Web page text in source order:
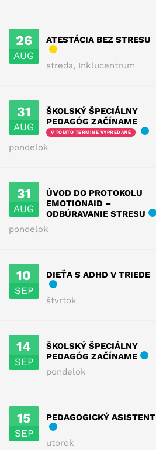
26
AUG
ATESTÁCIA BEZ STRESU
streda, Inklucentrum
31
AUG
ŠKOLSKÝ ŠPECIÁLNY
PEDAGÓG ZAČÍNAME
V TOMTO TERMÍNE VYPREDANÉ
pondelok
31
AUG
ÚVOD DO PROTOKOLU
EMOTIONAID –
ODBÚRAVANIE STRESU
pondelok
10
SEP
DIEŤA S ADHD V TRIEDE
štvrtok
14
SEP
ŠKOLSKÝ ŠPECIÁLNY
PEDAGÓG ZAČÍNAME
pondelok
15
SEP
PEDAGOGICKÝ ASISTENT
utorok